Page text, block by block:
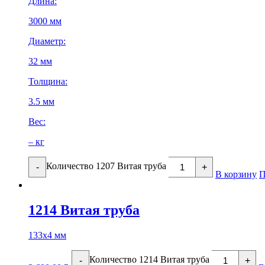
3000 мм
Диаметр:
32 мм
Толщина:
3.5 мм
Вес:
– кг
- Количество 1207 Витая труба +
В корзину
1214 Витая труба
133х4 мм
- Количество 1214 Витая труба +